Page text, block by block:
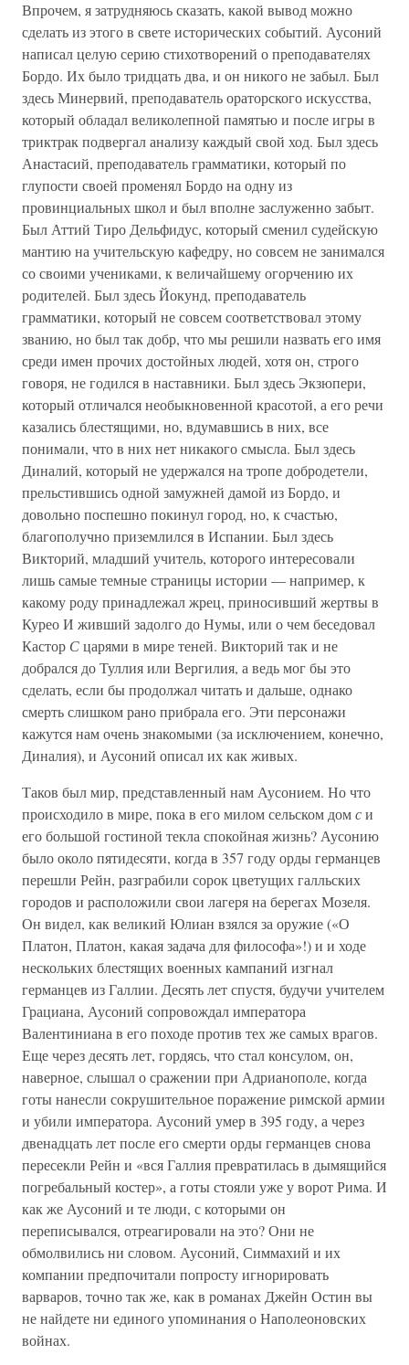
Впрочем, я затрудняюсь сказать, какой вывод можно
сделать из этого в свете исторических событий. Аусоний
написал целую серию стихотворений о преподавателях
Бордо. Их было тридцать два, и он никого не забыл. Был
здесь Минервий, преподаватель ораторского искусства,
который обладал великолепной памятью и после игры в
триктрак подвергал анализу каждый свой ход. Был здесь
Анастасий, преподаватель грамматики, который по
глупости своей променял Бордо на одну из
провинциальных школ и был вполне заслуженно забыт.
Был Аттий Тиро Дельфидус, который сменил судейскую
мантию на учительскую кафедру, но совсем не занимался
со своими учениками, к величайшему огорчению их
родителей. Был здесь Йокунд, преподаватель
грамматики, который не совсем соответствовал этому
званию, но был так добр, что мы решили назвать его имя
среди имен прочих достойных людей, хотя он, строго
говоря, не годился в наставники. Был здесь Экзюпери,
который отличался необыкновенной красотой, а его речи
казались блестящими, но, вдумавшись в них, все
понимали, что в них нет никакого смысла. Был здесь
Диналий, который не удержался на тропе добродетели,
прельстившись одной замужней дамой из Бордо, и
довольно поспешно покинул город, но, к счастью,
благополучно приземлился в Испании. Был здесь
Викторий, младший учитель, которого интересовали
лишь самые темные страницы истории — например, к
какому роду принадлежал жрец, приносивший жертвы в
Курео И живший задолго до Нумы, или о чем беседовал
Кастор Сцарями в мире теней. Викторий так и не
добрался до Туллия или Вергилия, а ведь мог бы это
сделать, если бы продолжал читать и дальше, однако
смерть слишком рано прибрала его. Эти персонажи
кажутся нам очень знакомыми (за исключением, конечно,
Диналия), и Аусоний описал их как живых.
Таков был мир, представленный нам Аусонием. Но что
происходило в мире, пока в его милом сельском домси
его большой гостиной текла спокойная жизнь? Аусонию
было около пятидесяти, когда в 357 году орды германцев
перешли Рейн, разграбили сорок цветущих галльских
городов и расположили свои лагеря на берегах Мозеля.
Он видел, как великий Юлиан взялся за оружие («О
Платон, Платон, какая задача для философа»!) и и ходе
нескольких блестящих военных кампаний изгнал
германцев из Галлии. Десять лет спустя, будучи учителем
Грациана, Аусоний сопровождал императора
Валентиниана в его походе против тех же самых врагов.
Еще через десять лет, гордясь, что стал консулом, он,
наверное, слышал о сражении при Адрианополе, когда
готы нанесли сокрушительное поражение римской армии
и убили императора. Аусоний умер в 395 году, а через
двенадцать лет после его смерти орды германцев снова
пересекли Рейн и «вся Галлия превратилась в дымящийся
погребальный костер», а готы стояли уже у ворот Рима. И
как же Аусоний и те люди, с которыми он
переписывался, отреагировали на это? Они не
обмолвились ни словом. Аусоний, Симмахий и их
компании предпочитали попросту игнорировать
варваров, точно так же, как в романах Джейн Остин вы
не найдете ни единого упоминания о Наполеоновских
войнах.